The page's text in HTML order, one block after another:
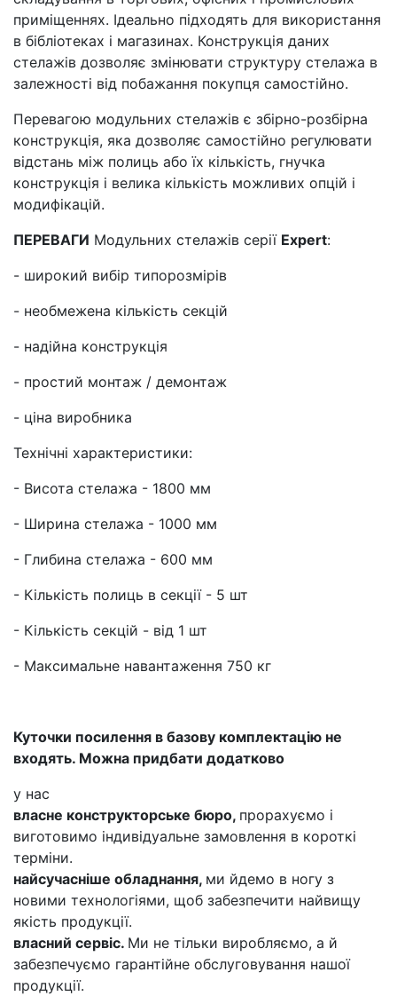
приміщеннях. Ідеально підходять для використання
в бібліотеках і магазинах. Конструкція даних
стелажів дозволяє змінювати структуру стелажа в
залежності від побажання покупця самостійно.
Перевагою модульних стелажів є збірно-розбірна
конструкція, яка дозволяє самостійно регулювати
відстань між полиць або їх кількість, гнучка
конструкція і велика кількість можливих опцій і
модифікацій.
ПЕРЕВАГИ Модульних стелажів серії Expert:
- широкий вибір типорозмірів
- необмежена кількість секцій
- надійна конструкція
- простий монтаж / демонтаж
- ціна виробника
Технічні характеристики:
- Висота стелажа - 1800 мм
- Ширина стелажа - 1000 мм
- Глибина стелажа - 600 мм
- Кількість полиць в секції - 5 шт
- Кількість секцій - від 1 шт
- Максимальне навантаження 750 кг
Куточки посилення в базову комплектацію не
входять. Можна придбати додатково
у нас
власне конструкторське бюро, прорахуємо і
виготовимо індивідуальне замовлення в короткі
терміни.
найсучасніше обладнання, ми йдемо в ногу з
новими технологіями, щоб забезпечити найвищу
якість продукції.
власний сервіс. Ми не тільки виробляємо, а й
забезпечуємо гарантійне обслуговування нашої
продукції.